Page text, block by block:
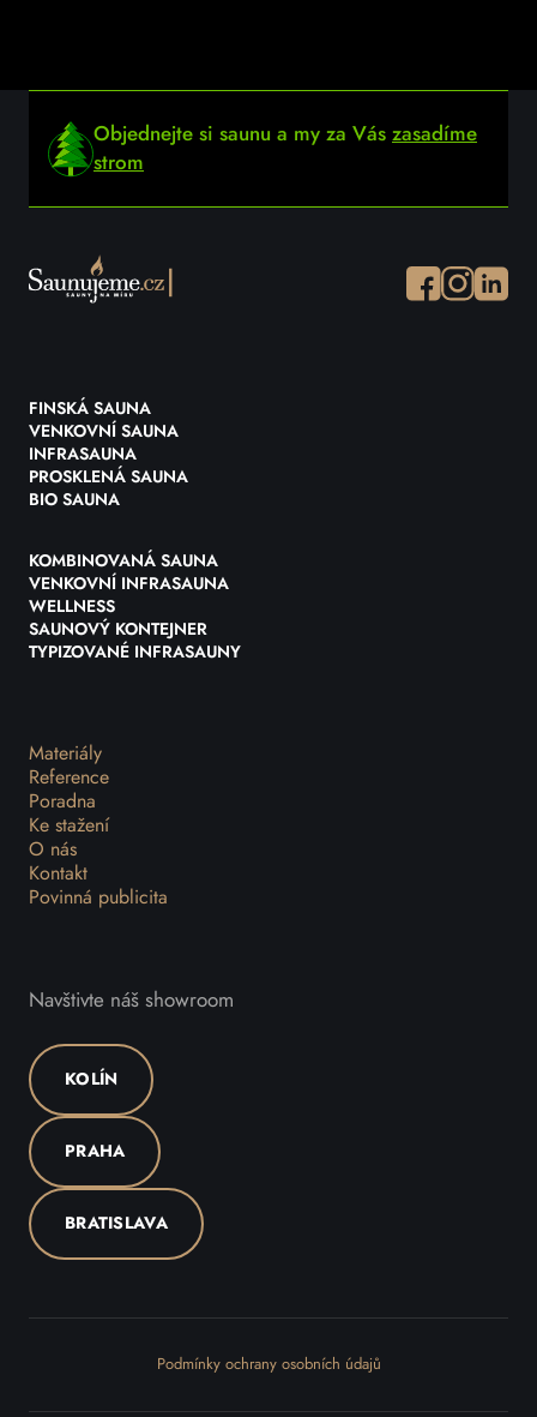
Objednejte si saunu a my za Vás zasadíme
strom
Facebook
Instagram
FINSKÁ SAUNA
VENKOVNÍ SAUNA
INFRASAUNA
PROSKLENÁ SAUNA
BIO SAUNA
KOMBINOVANÁ SAUNA
VENKOVNÍ INFRASAUNA
WELLNESS
SAUNOVÝ KONTEJNER
TYPIZOVANÉ INFRASAUNY
Materiály
Reference
Poradna
Ke stažení
O nás
Kontakt
Povinná publicita
Navštivte náš showroom
KOLÍN
PRAHA
BRATISLAVA
Podmínky ochrany osobních údajů